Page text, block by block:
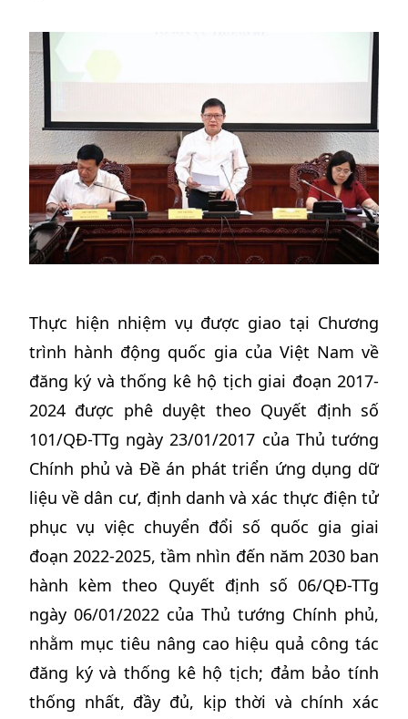
Thực hiện nhiệm vụ được giao tại Chương
trình hành động quốc gia của Việt Nam về
đăng ký và thống kê hộ tịch giai đoạn 2017-
2024 được phê duyệt theo Quyết định số
101/QĐ-TTg ngày 23/01/2017 của Thủ tướng
Chính phủ và Đề án phát triển ứng dụng dữ
liệu về dân cư, định danh và xác thực điện tử
phục vụ việc chuyển đổi số quốc gia giai
đoạn 2022-2025, tầm nhìn đến năm 2030 ban
hành kèm theo Quyết định số 06/QĐ-TTg
ngày 06/01/2022 của Thủ tướng Chính phủ,
nhằm mục tiêu nâng cao hiệu quả công tác
đăng ký và thống kê hộ tịch; đảm bảo tính
thống nhất, đầy đủ, kịp thời và chính xác